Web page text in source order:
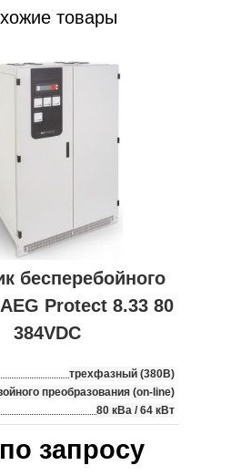
товары
бесперебойного
Protect 8.33 80
384VDC
трехфазный (380В)
преобразования (on-line)
80 кВа / 64 кВт
по запросу